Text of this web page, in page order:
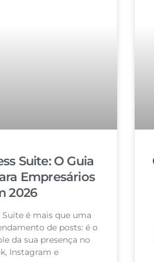
Suite: O Guia
Empresários
2026
é mais que uma
de posts: é o
da sua presença no
Instagram e